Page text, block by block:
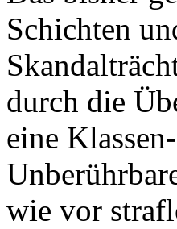
Schichten
durch die
eine
wie vor